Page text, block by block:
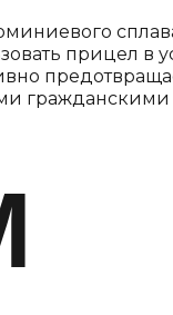
прицел в